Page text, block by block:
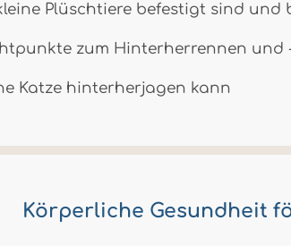
Plüschtiere befestigt sind und
zum Hinterherrennen und
Katze hinterherjagen kann
Körperliche Gesundheit